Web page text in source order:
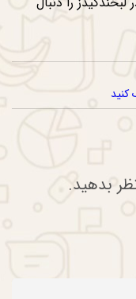
کنید
بدهید.